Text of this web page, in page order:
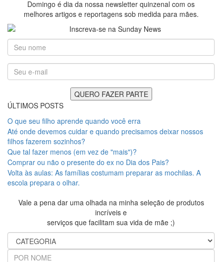
Domingo é dia da nossa newsletter quinzenal com os
melhores artigos e reportagens sob medida para mães.
ÚLTIMOS POSTS
O que seu filho aprende quando você erra
Até onde devemos cuidar e quando precisamos deixar nossos
filhos fazerem sozinhos?
Que tal fazer menos (em vez de "mais")?
Comprar ou não o presente do ex no Dia dos Pais?
Volta às aulas: As famílias costumam preparar as mochilas. A
escola prepara o olhar.
Vale a pena dar uma olhada na minha seleção de produtos
incríveis e
serviços que facilitam sua vida de mãe ;)